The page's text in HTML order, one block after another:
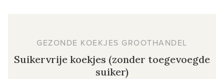
GEZONDE KOEKJES GROOTHANDEL
Suikervrije koekjes (zonder toegevoegde
suiker)